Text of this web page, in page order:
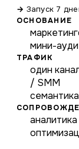
Запуск 7
ОСНОВАНИЕ
мини-
ТРАФИК
один
/ SMM